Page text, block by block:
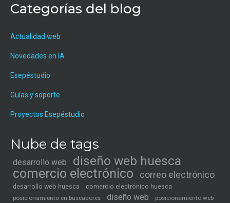
Categorías del blog
Actualidad web
Novedades en IA
Esepéstudio
Guías y soporte
Proyectos Esepéstudio
Nube de tags
desarrollo web
diseño web huesca
comercio electrónico
correo electrónico
desarrollo web huesca comercio electrónico huesca
posicionamiento en buscadores diseño web
posicionamiento web